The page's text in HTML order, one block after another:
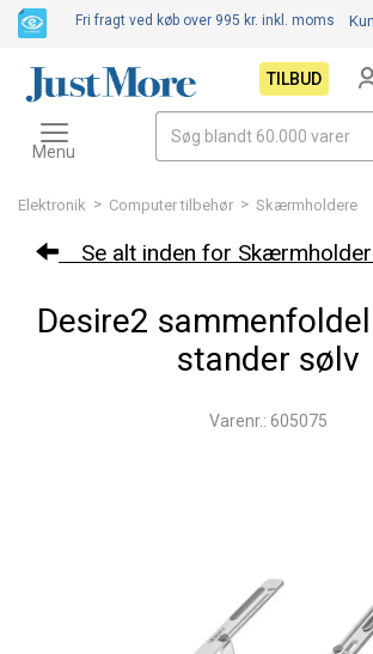
Elektronik > Computer tilbehør > Skærmholdere
Se alt inden for
Desire2
stander sølv
Varenr.: 605075
Fri fragt ved køb over 995 kr. inkl. moms
TILBUD
Toggle
navigation
Menu